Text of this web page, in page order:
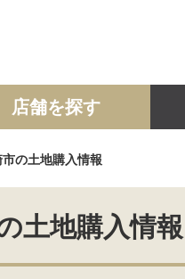
土地
店舗を探す
の土地購入情報
土地購入情報